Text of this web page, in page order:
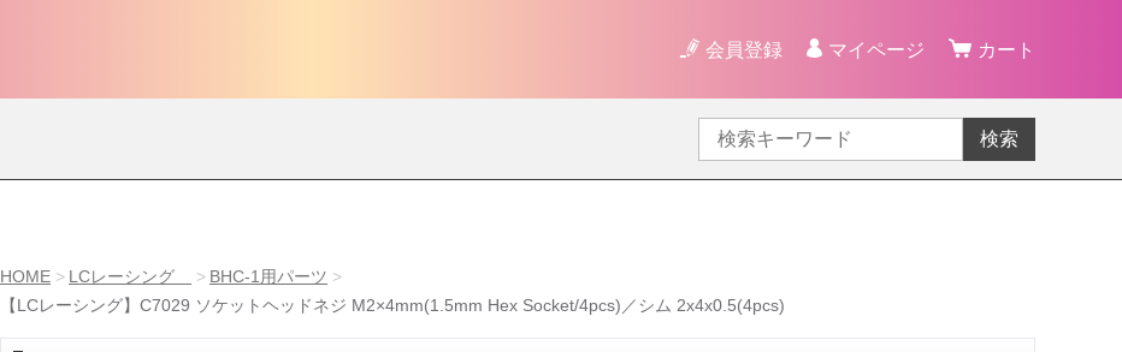
会員登録 マイページ カート
検索
HOME LCレーシング
BHC-1用パーツ
【LCレーシング】C7029 ソケットヘッドネジ M2×4mm(1.5mm Hex Socket/4pcs)／シム 2x4x0.5(4pcs)